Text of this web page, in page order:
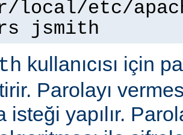
local/etc/
jsmith
kullanıcısı için
Parolayı
isteği yapılır.